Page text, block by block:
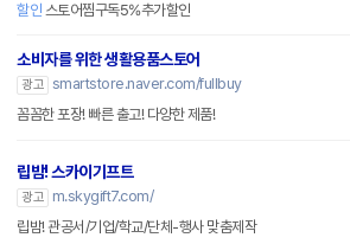
할인 스토어찜구독5%추가할인
소비자를 위한 생활용품스토어
광고 smartstore.naver.com/fullbuy
꼼꼼한 포장! 빠른 출고! 다양한 제품!
립밤! 스카이기프트
광고
m.skygift7.com/
립밤! 관공서/기업/학교/단체-행사 맞춤제작